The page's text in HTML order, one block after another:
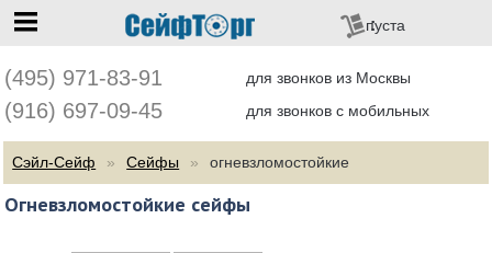
(495) 971-83-91 для звонков из Москвы
(916) 697-09-45 для звонков с мобильных
пуста
Сэйл-Сейф Сейфы огневзломостойкие
Огневзломостойкие сейфы